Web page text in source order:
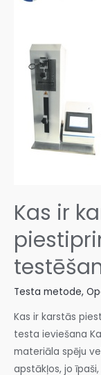
Kas ir
Testa metode,
Kas ir karstās
testa ieviešana
materiāla spēju
apstākļos, jo